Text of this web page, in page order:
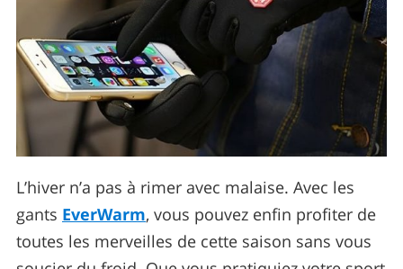
L’hiver n’a pas à rimer avec malaise. Avec les
gants EverWarm, vous pouvez enfin profiter de
toutes les merveilles de cette saison sans vous